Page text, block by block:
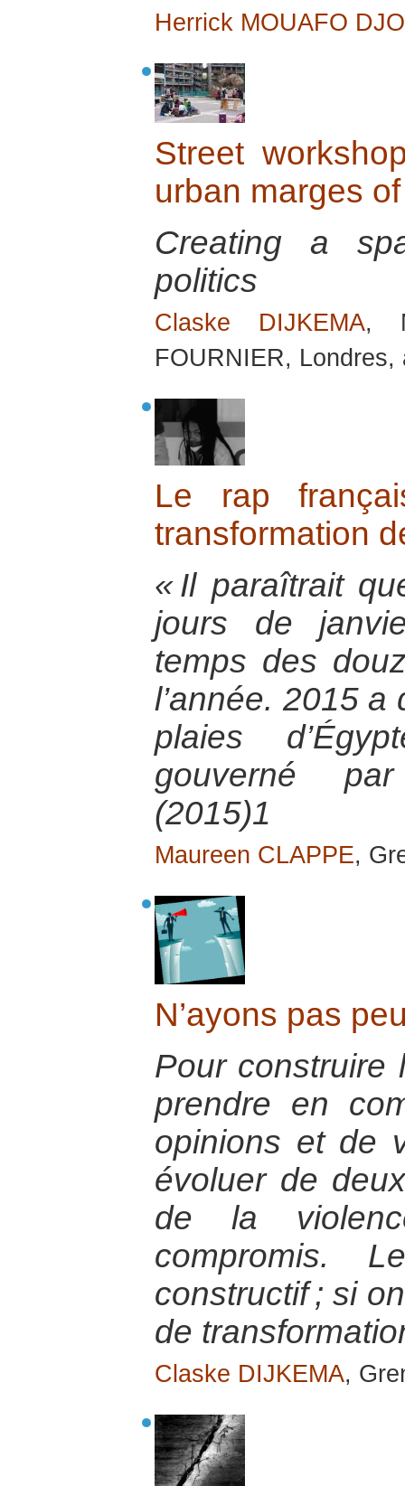
Herrick MOUAFO
Street
urban marges
Creating a
politics
Claske DIJKEMA,
FOURNIER, Londres,
Le rap
transformation
« Il paraîtrait
jours de
temps des
l’année. 2015
plaies
gouverné
(2015)1
Maureen CLAPPE,
N’ayons pas
Pour construire
prendre en
opinions et de
évoluer de
de la
compromis.
constructif ; si
de
Claske DIJKEMA,